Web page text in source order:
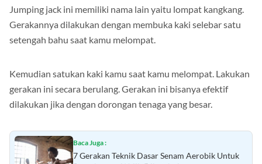
Jumping jack ini memiliki nama lain yaitu lompat kangkang.
Gerakannya dilakukan dengan membuka kaki selebar satu
setengah bahu saat kamu melompat.
Kemudian satukan kaki kamu saat kamu melompat. Lakukan
gerakan ini secara berulang. Gerakan ini bisanya efektif
dilakukan jika dengan dorongan tenaga yang besar.
Baca Juga :
7 Gerakan Teknik Dasar Senam Aerobik Untuk